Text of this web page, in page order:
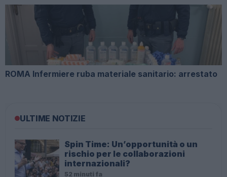
ROMA Infermiere ruba materiale sanitario: arrestato
ULTIME NOTIZIE
Spin Time: Un’opportunità o un
rischio per le collaborazioni
internazionali?
52 minuti fa